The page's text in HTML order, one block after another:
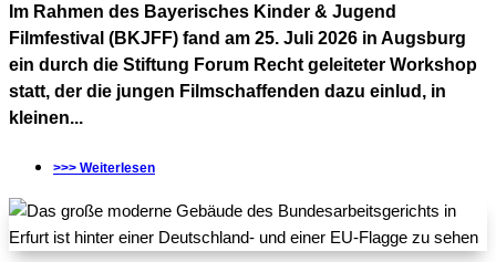
Im Rahmen des Bayerisches Kinder & Jugend
Filmfestival (BKJFF) fand am 25. Juli 2026 in Augsburg
ein durch die Stiftung Forum Recht geleiteter Workshop
statt, der die jungen Filmschaffenden dazu einlud, in
kleinen...
>>> Weiterlesen